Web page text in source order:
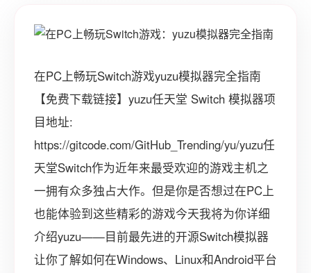
在PC上畅玩Switch游戏yuzu模拟器完全指南
【免费下载链接】yuzu任天堂 Switch 模拟器项
目地址:
https://gitcode.com/GitHub_Trending/yu/yuzu任
天堂Switch作为近年来最受欢迎的游戏主机之
一拥有众多独占大作。但是你是否想过在PC上
也能体验到这些精彩的游戏今天我将为你详细
介绍yuzu——目前最先进的开源Switch模拟器
让你了解如何在Windows、Linux和Android平台